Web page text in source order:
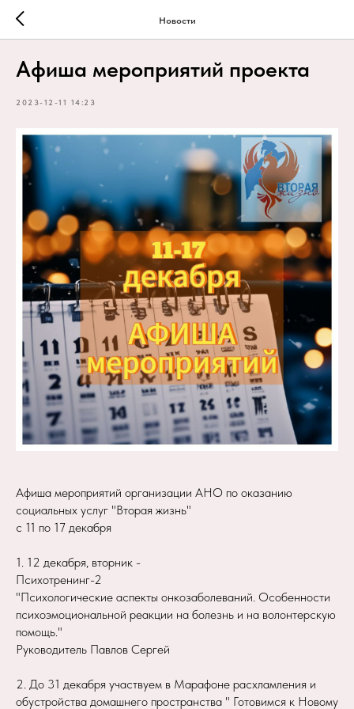
Новости
Афиша мероприятий проекта
2023-12-11 14:23
Афиша мероприятий организации АНО по оказанию
социальных услуг "Вторая жизнь"
с 11 по 17 декабря
1. 12 декабря, вторник -
Психотренинг-2
"Психологические аспекты онкозаболеваний. Особенности
психоэмоциональной реакции на болезнь и на волонтерскую
помощь."
Руководитель Павлов Сергей
2. До 31 декабря участвуем в Марафоне расхламления и
обустройства домашнего пространства " Готовимся к Новому